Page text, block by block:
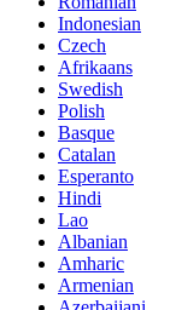
Indonesian
Czech
Afrikaans
Swedish
Polish
Basque
Catalan
Esperanto
Hindi
Lao
Albanian
Amharic
Armenian